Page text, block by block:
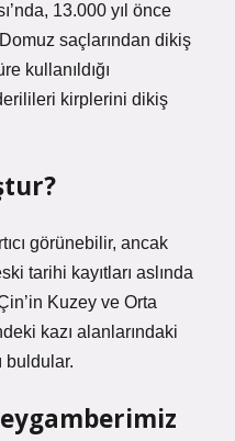
13.000 yıl önce
saçlarından dikiş
kullanıldığı
kirplerini dikiş
görünebilir, ancak
tarihi kayıtları aslında
Kuzey ve Orta
kazı alanlarındaki
buldular.